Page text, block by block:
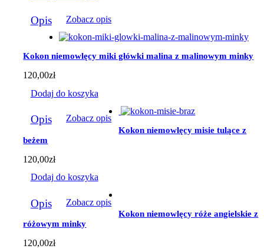
Opis Zobacz opis
Kokon niemowlęcy miki główki malina z malinowym minky
120,00zł
Dodaj do koszyka
Opis Zobacz opis
Kokon niemowlęcy misie tulące z
beżem
120,00zł
Dodaj do koszyka
Opis Zobacz opis
Kokon niemowlęcy róże angielskie z
różowym minky
120,00zł